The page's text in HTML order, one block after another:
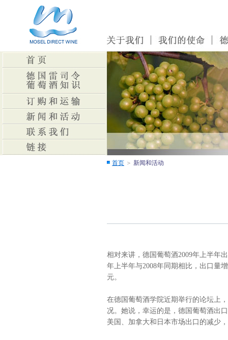
首页 ＞ 新闻和活动
相对来讲，德国葡萄酒2009年上半年
年上半年与2008年同期相比，出口量
元。
在德国葡萄酒学院近期举行的论坛上
况。她说，幸运的是，德国葡萄酒出
美国、加拿大和日本市场出口的减少